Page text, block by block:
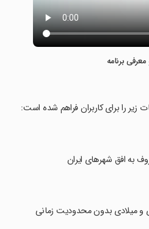
برنامه
زیر را برای کاربران فراهم شده است:
به افق شهرهای ایران
و میلادی بدون محدودیت زمانی